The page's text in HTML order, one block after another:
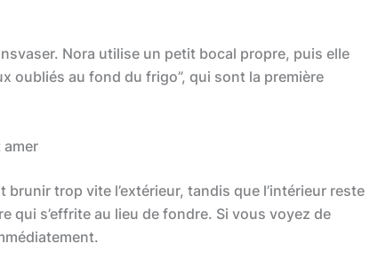
Nora utilise un petit bocal propre, puis elle
oubliés au fond du frigo”, qui sont la première
brunir trop vite l’extérieur, tandis que l’intérieur reste
qui s’effrite au lieu de fondre. Si vous voyez de